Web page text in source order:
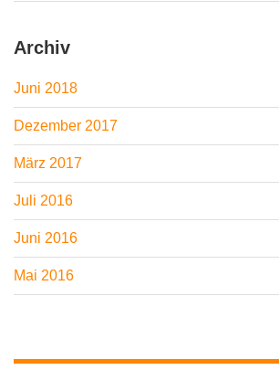
Archiv
Juni 2018
Dezember 2017
März 2017
Juli 2016
Juni 2016
Mai 2016